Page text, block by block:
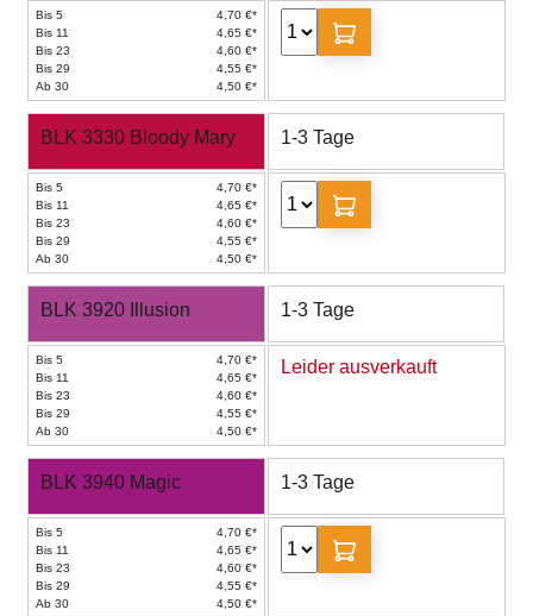
Bis 5
4,70 €*
Bis 11
4,65 €*
Bis 23
4,60 €*
Bis 29
4,55 €*
Ab 30
4,50 €*
BLK 3330 Bloody Mary 1-3 Tage
Bis 5
4,70 €*
Bis 11
4,65 €*
Bis 23
4,60 €*
Bis 29
4,55 €*
Ab 30
4,50 €*
BLK 3920 Illusion 1-3 Tage
Bis 5
4,70 €*
Bis 11
4,65 €*
Bis 23
4,60 €*
Bis 29
4,55 €*
Ab 30
4,50 €*
Leider ausverkauft
BLK 3940 Magic 1-3 Tage
Bis 5
4,70 €*
Bis 11
4,65 €*
Bis 23
4,60 €*
Bis 29
4,55 €*
Ab 30
4,50 €*